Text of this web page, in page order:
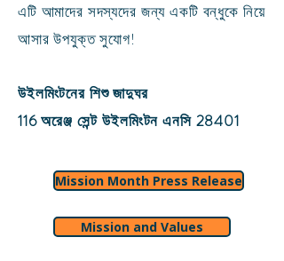
এটি আমাদের সদস্যদের জন্য একটি বন্ধুকে নিয়ে
আসার উপযুক্ত সুযোগ!
উইলমিংটনের শিশু জাদুঘর
116 অরেঞ্জ সেন্ট উইলমিংটন এনসি 28401
Mission Month Press Release
Mission and Values